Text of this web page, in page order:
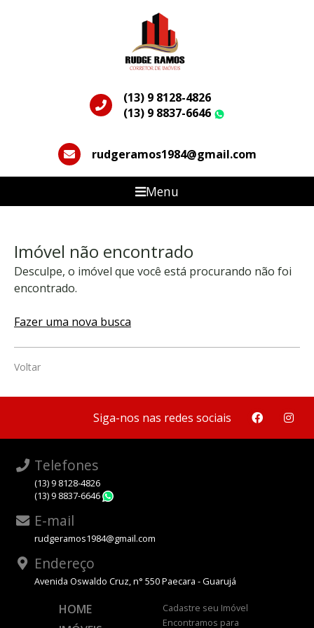
(13) 9 8128-4826
(13) 9 8837-6646
rudgeramos1984@gmail.com
Menu
Imóvel não encontrado
Desculpe, o imóvel que você está procurando não foi
encontrado.
Fazer uma nova busca
Voltar
Siga-nos nas redes sociais
Telefones
(13) 9 8128-4826
(13) 9 8837-6646
E-mail
rudgeramos1984@gmail.com
Endereço
Avenida Oswaldo Cruz, n° 550 Paecara - Guarujá
HOME
Cadastre seu Imóvel
Encontramos para